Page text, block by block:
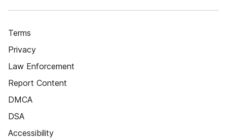
Terms
Privacy
Law Enforcement
Report Content
DMCA
DSA
Accessibility